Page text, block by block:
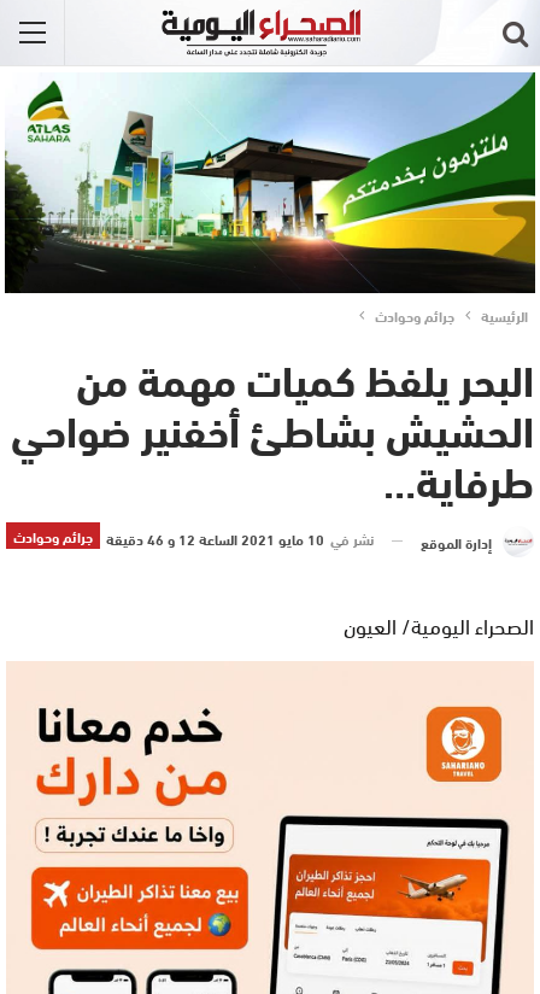
الرئيسية جرائم وحوادث
البحر يلفظ كميات مهمة من
الحشيش بشاطئ أخفنير ضواحي
طرفاية…
جرائم وحوادث إدارة الموقع نشر في 10 مايو 2021 الساعة 12 و 46 دقيقة
الصحراء اليومية/ العيون